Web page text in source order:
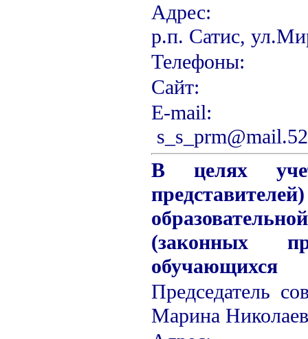
р.п. Сатис,
Сайт:
Е-
В целях
(законных
обучающихся
Председатель
Марина